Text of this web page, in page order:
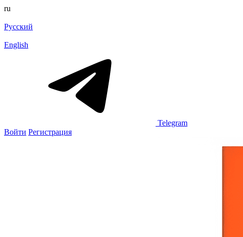
ru
Русский
English
Telegram
Войти Регистрация